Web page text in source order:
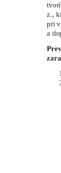
z.,
pri
a